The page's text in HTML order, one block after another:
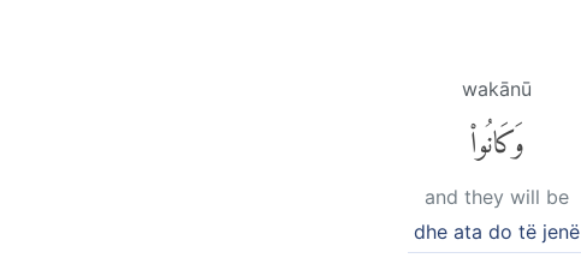
wakānū
وَكَانُوا۟
and they will be
dhe ata do të jenë